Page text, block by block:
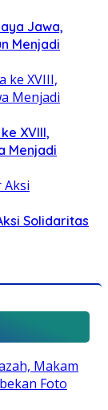
Jawa,
Menjadi
XVIII,
Menjadi
Solidaritas